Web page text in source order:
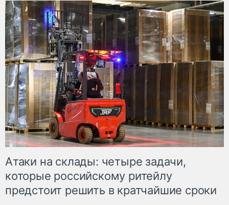
Атаки на склады: четыре задачи,
которые российскому ритейлу
предстоит решить в кратчайшие сроки